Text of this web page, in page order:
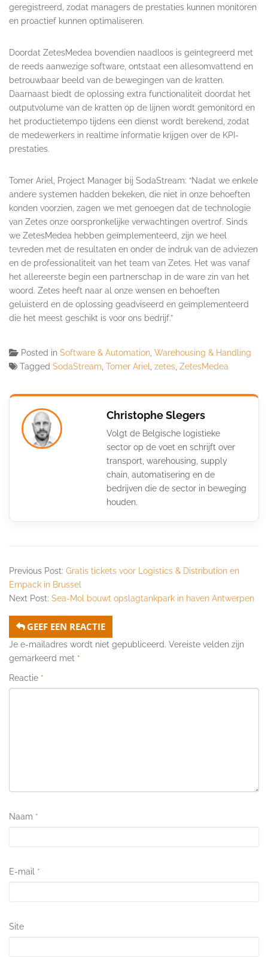
geregistreerd, zodat managers de prestaties kunnen monitoren
en proactief kunnen optimaliseren.
Doordat ZetesMedea bovendien naadloos is geïntegreerd met
de reeds aanwezige software, ontstaat een allesomvattend en
betrouwbaar beeld van de bewegingen van de kratten.
Daarnaast biedt de oplossing extra functionaliteit doordat het
outputvolume van de kratten op de lijnen wordt gemonitord en
het productietempo tijdens een dienst wordt berekend, zodat
de medewerkers in realtime informatie krijgen over de KPI-
prestaties.
Tomer Ariel, Project Manager bij SodaStream: “Nadat we enkele
andere systemen hadden bekeken, die niet in onze behoeften
konden voorzien, zagen we met genoegen dat de technologie
van Zetes onze oorspronkelijke verwachtingen overtrof. Sinds
we ZetesMedea hebben geïmplementeerd, zijn we heel
tevreden met de resultaten en onder de indruk van de adviezen
en de professionaliteit van het team van Zetes. Het was vanaf
het allereerste begin een partnerschap in de ware zin van het
woord. Zetes heeft naar al onze wensen en behoeften
geluisterd en de oplossing geadviseerd en geïmplementeerd
die het meest geschikt is voor ons bedrijf.”
Posted in Software & Automation Warehousing & Handling
Tagged SodaStream Tomer Ariel zetes ZetesMedea
Christophe Slegers
Volgt de Belgische logistieke
sector op de voet en schrijft over
transport, warehousing, supply
chain, automatisering en de
bedrijven die de sector in beweging
houden.
Previous Post: Gratis tickets voor Logistics & Distribution en
Empack in Brussel
Next Post: Sea-Mol bouwt opslagtankpark in haven Antwerpen
GEEF EEN REACTIE
Je e-mailadres wordt niet gepubliceerd. Vereiste velden zijn
gemarkeerd met *
Reactie *
Naam *
E-mail *
Site